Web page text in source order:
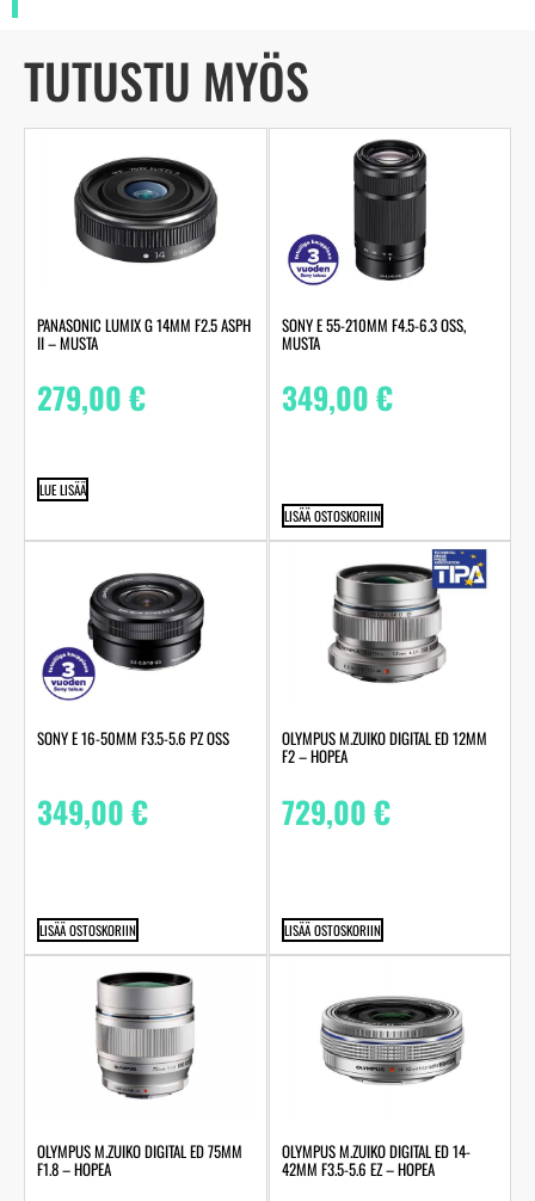
TUTUSTU MYÖS
PANASONIC LUMIX G 14MM F2.5 ASPH
II – MUSTA
279,00€
LUE LISÄÄ
SONY E 55-210MM F4.5-6.3 OSS,
MUSTA
349,00€
LISÄÄ OSTOSKORIIN
SONY E 16-50MM F3.5-5.6 PZ OSS
349,00€
LISÄÄ OSTOSKORIIN
OLYMPUS M.ZUIKO DIGITAL ED 12MM
F2 – HOPEA
729,00€
LISÄÄ OSTOSKORIIN
OLYMPUS M.ZUIKO DIGITAL ED 75MM
F1.8 – HOPEA
OLYMPUS M.ZUIKO DIGITAL ED 14-
42MM F3.5-5.6 EZ – HOPEA